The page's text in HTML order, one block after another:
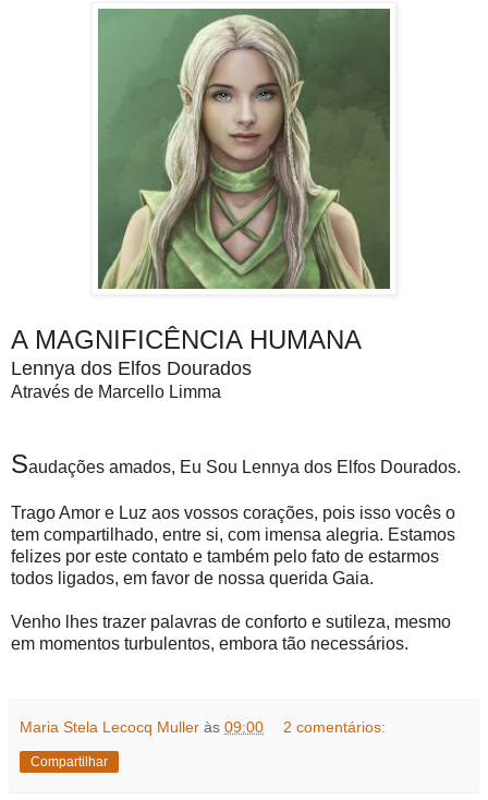
A MAGNIFICÊNCIA HUMANA
Lennya dos Elfos Dourados
Através de Marcello Limma
Saudações amados, Eu Sou Lennya dos Elfos Dourados.
Trago Amor e Luz aos vossos corações, pois isso vocês o
tem compartilhado, entre si, com imensa alegria. Estamos
felizes por este contato e também pelo fato de estarmos
todos ligados, em favor de nossa querida Gaia.
Venho lhes trazer palavras de conforto e sutileza, mesmo
em momentos turbulentos, embora tão necessários.
Maria Stela Lecocq Muller às 09:00 2 comentários:
Compartilhar